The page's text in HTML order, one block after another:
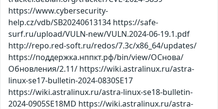
https://www.cybersecurity-
help.cz/vdb/SB20240613134 https://safe-
surf.ru/upload/VULN-new/VULN.2024-06-19.1.pdf
http://repo.red-soft.ru/redos/7.3c/x86_64/updates/
https://поддержка.нппкт.рф/bin/view/ОСнова/
Обновления/2.11/ https://wiki.astralinux.ru/astra-
linux-se17-bulletin-2024-0830SE17
https://wiki.astralinux.ru/astra-linux-se18-bulletin-
2024-0905SE18MD https://wiki.astralinux.ru/astra-